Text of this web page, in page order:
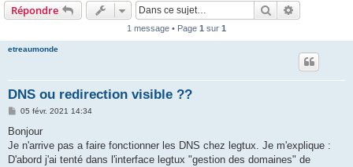
Répondre Rechercher
1 message • Page 1 sur 1
etreaumonde
DNS ou redirection visible ??
M
s
a
g
05 févr. 2021 14:34
Bonjour
Je n'arrive pas a faire fonctionner les DNS chez legtux. Je m'explique :
D'abord j'ai tenté dans l'interface legtux "gestion des domaines" de